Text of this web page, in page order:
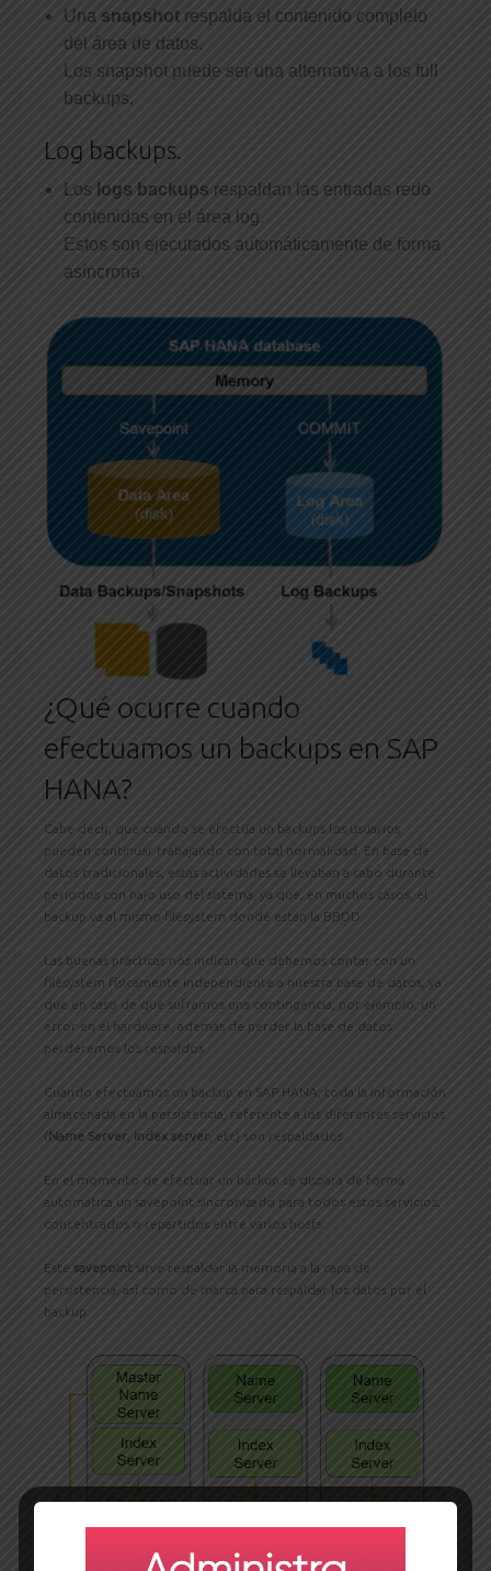
Una snapshotrespalda el contenido completo
del área de datos.
Los snapshot puede ser una alternativa a los full
backups.
Log backups.
Los logs backups respaldan las entradas redo
contenidas en el área log.
Estos son ejecutados automáticamente de forma
asíncrona.
¿Qué ocurre cuando
efectuamos un backups en SAP
HANA?
Cabe decir, que cuando se efectúa un backups los usuarios
pueden continuar trabajando con total normalidad. En base de
datos tradicionales, estas actividades se llevaban a cabo durante
periodos con bajo uso del sistema, ya que, en muchos casos, el
backup va al mismo filesystem donde están la BBDD.
Las buenas prácticas nos indican que debemos contar con un
filesystem físicamente independiente a nuestra base de datos, ya
que en caso de que suframos una contingencia, por ejemplo, un
error en el hardware, además de perder la base de datos
perderemos los respaldos.
Cuando efectuamos un backup en SAP HANA, toda la información
almacenada en la persistencia, referente a los diferentes servicios
(Name Server index server , etc) son respaldados.
En el momento de efectuar un backup se dispara de forma
automática un savepoint sincronizado para todos estos servicios,
concentrados o repartidos entre varios hosts.
Este savepoint sirve respaldar la memoria a la capa de
persistencia, así como de marca para respaldar los datos por el
backup.